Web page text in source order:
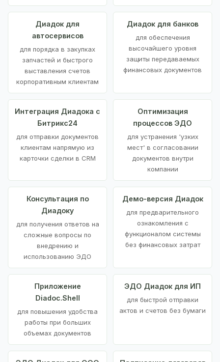
Диадок для
автосервисов
для порядка в закупках
запчастей и быстрого
выставления счетов
корпоративным клиентам
Диадок для банков
для обеспечения
высочайшего уровня
защиты передаваемых
финансовых документов
Интеграция Диадока с
Битрикс24
для отправки документов
клиентам напрямую из
карточки сделки в CRM
Оптимизация
процессов ЭДО
для устранения 'узких
мест' в согласовании
документов внутри
компании
Консультация по
Диадоку
для получения ответов на
сложные вопросы по
внедрению и
использованию ЭДО
Демо-версия Диадок
для предварительного
ознакомления с
функционалом системы
без финансовых затрат
Приложение
Diadoc.Shell
для повышения удобства
работы при больших
объемах документов
ЭДО Диадок для ИП
для быстрой отправки
актов и счетов без бумаги